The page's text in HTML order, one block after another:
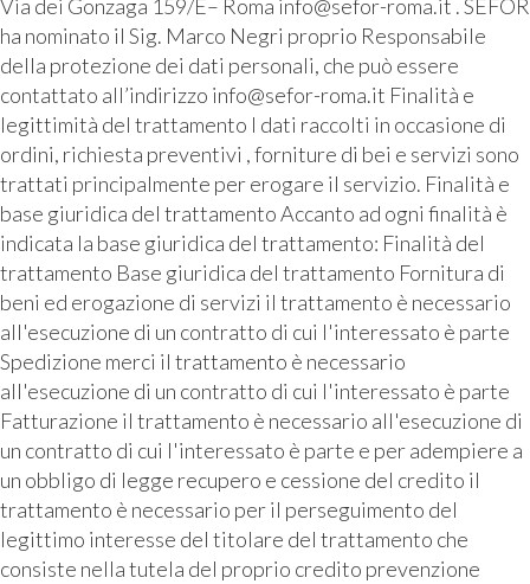
Via dei Gonzaga 159/E– Roma info@sefor-roma.it . SEFOR
ha nominato il Sig. Marco Negri proprio Responsabile
della protezione dei dati personali, che può essere
contattato all’indirizzo info@sefor-roma.it Finalità e
legittimità del trattamento I dati raccolti in occasione di
ordini, richiesta preventivi , forniture di bei e servizi sono
trattati principalmente per erogare il servizio. Finalità e
base giuridica del trattamento Accanto ad ogni finalità è
indicata la base giuridica del trattamento: Finalità del
trattamento Base giuridica del trattamento Fornitura di
beni ed erogazione di servizi il trattamento è necessario
all'esecuzione di un contratto di cui l'interessato è parte
Spedizione merci il trattamento è necessario
all'esecuzione di un contratto di cui l'interessato è parte
Fatturazione il trattamento è necessario all'esecuzione di
un contratto di cui l'interessato è parte e per adempiere a
un obbligo di legge recupero e cessione del credito il
trattamento è necessario per il perseguimento del
legittimo interesse del titolare del trattamento che
consiste nella tutela del proprio credito prevenzione